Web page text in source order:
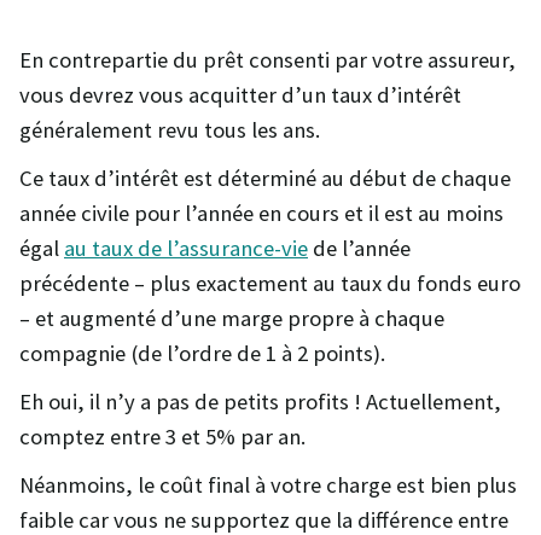
En contrepartie du prêt consenti par votre assureur,
vous devrez vous acquitter d’un taux d’intérêt
généralement revu tous les ans.
Ce taux d’intérêt est déterminé au début de chaque
année civile pour l’année en cours et il est au moins
égal au taux de l’assurance-vie de l’année
précédente – plus exactement au taux du fonds euro
– et augmenté d’une marge propre à chaque
compagnie (de l’ordre de 1 à 2 points).
Eh oui, il n’y a pas de petits profits ! Actuellement,
comptez entre 3 et 5% par an.
Néanmoins, le coût final à votre charge est bien plus
faible car vous ne supportez que la différence entre